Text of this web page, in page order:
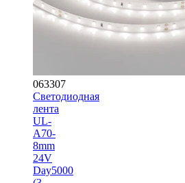
063307
Светодиодная
лента
UL-
A70-
8mm
24V
Day5000